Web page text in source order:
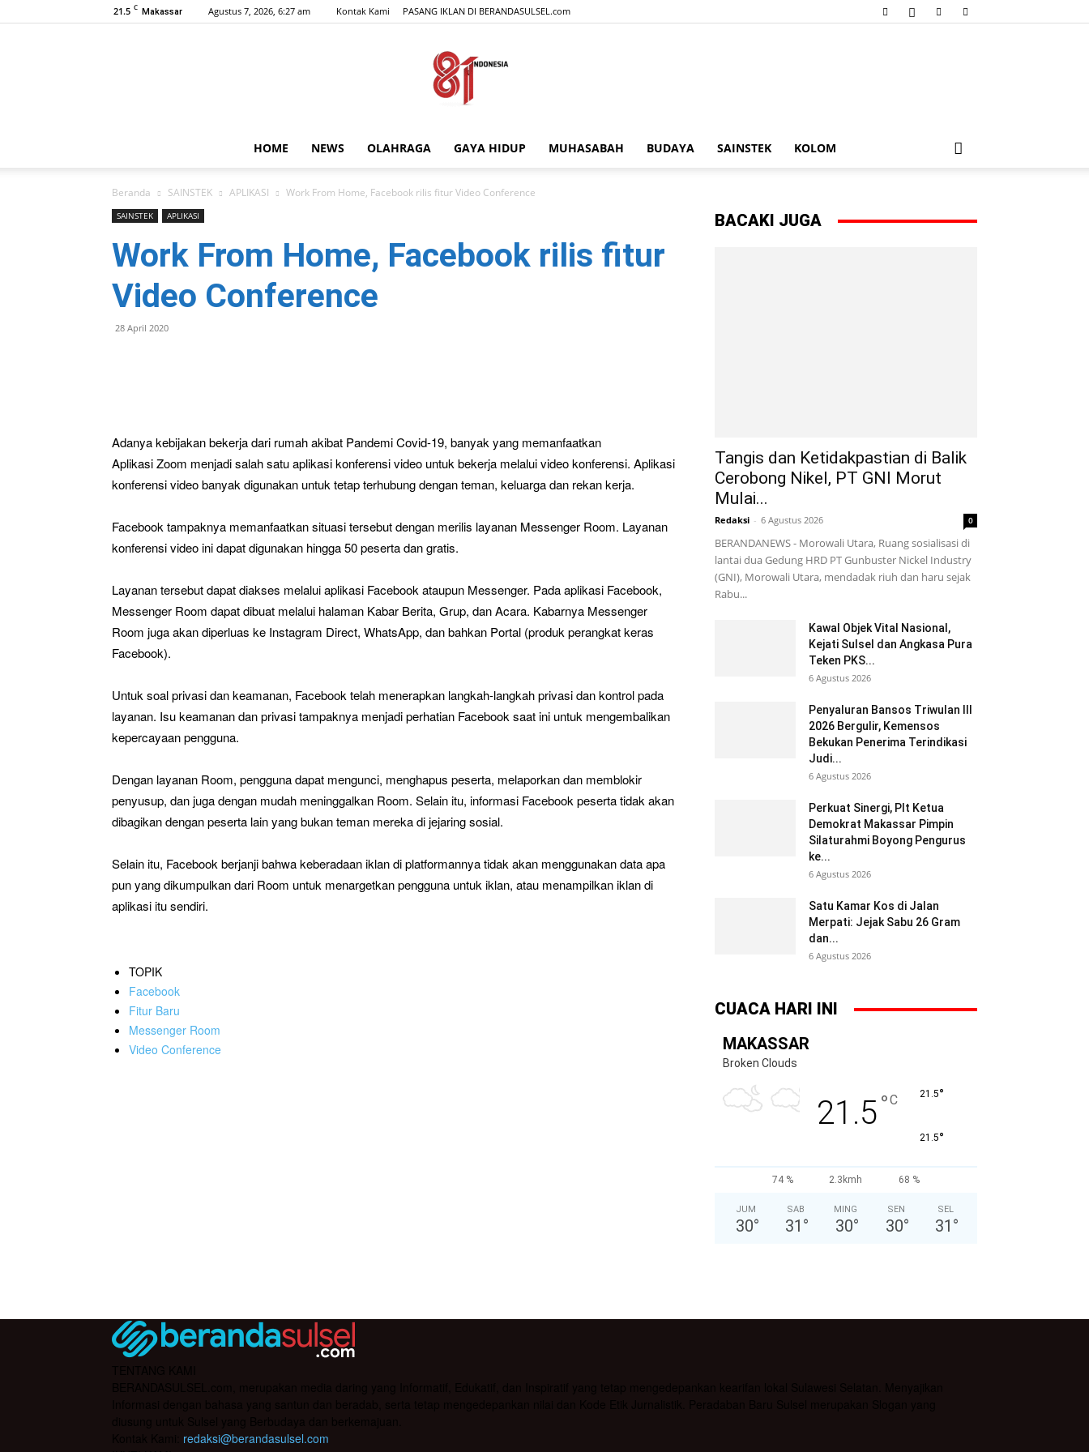
21.5 C Makassar Agustus 7, 2026, 6:27 am Kontak Kami PASANG IKLAN DI BERANDASULSEL.com
HOME NEWS OLAHRAGA GAYA HIDUP MUHASABAH BUDAYA SAINSTEK KOLOM
Beranda SAINSTEK APLIKASI Work From Home, Facebook rilis fitur Video Conference
SAINSTEK APLIKASI
Work From Home, Facebook rilis fitur
Video Conference
28 April 2020
Adanya kebijakan bekerja dari rumah akibat Pandemi Covid-19, banyak yang memanfaatkan
Aplikasi Zoom menjadi salah satu aplikasi konferensi video untuk bekerja melalui video konferensi. Aplikasi
konferensi video banyak digunakan untuk tetap terhubung dengan teman, keluarga dan rekan kerja.
Facebook tampaknya memanfaatkan situasi tersebut dengan merilis layanan Messenger Room. Layanan
konferensi video ini dapat digunakan hingga 50 peserta dan gratis.
Layanan tersebut dapat diakses melalui aplikasi Facebook ataupun Messenger. Pada aplikasi Facebook,
Messenger Room dapat dibuat melalui halaman Kabar Berita, Grup, dan Acara. Kabarnya Messenger
Room juga akan diperluas ke Instagram Direct, WhatsApp, dan bahkan Portal (produk perangkat keras
Facebook).
Untuk soal privasi dan keamanan, Facebook telah menerapkan langkah-langkah privasi dan kontrol pada
layanan. Isu keamanan dan privasi tampaknya menjadi perhatian Facebook saat ini untuk mengembalikan
kepercayaan pengguna.
Dengan layanan Room, pengguna dapat mengunci, menghapus peserta, melaporkan dan memblokir
penyusup, dan juga dengan mudah meninggalkan Room. Selain itu, informasi Facebook peserta tidak akan
dibagikan dengan peserta lain yang bukan teman mereka di jejaring sosial.
Selain itu, Facebook berjanji bahwa keberadaan iklan di platformannya tidak akan menggunakan data apa
pun yang dikumpulkan dari Room untuk menargetkan pengguna untuk iklan, atau menampilkan iklan di
aplikasi itu sendiri.
TOPIK
Facebook
Fitur Baru
Messenger Room
Video Conference
BACAKI JUGA
Tangis dan Ketidakpastian di Balik
Cerobong Nikel, PT GNI Morut
Mulai...
Redaksi - 6 Agustus 2026 0
BERANDANEWS - Morowali Utara, Ruang sosialisasi di
lantai dua Gedung HRD PT Gunbuster Nickel Industry
(GNI), Morowali Utara, mendadak riuh dan haru sejak
Rabu...
Kawal Objek Vital Nasional,
Kejati Sulsel dan Angkasa Pura
Teken PKS...
6 Agustus 2026
Penyaluran Bansos Triwulan III
2026 Bergulir, Kemensos
Bekukan Penerima Terindikasi
Judi...
6 Agustus 2026
Perkuat Sinergi, Plt Ketua
Demokrat Makassar Pimpin
Silaturahmi Boyong Pengurus
ke...
6 Agustus 2026
Satu Kamar Kos di Jalan
Merpati: Jejak Sabu 26 Gram
dan...
6 Agustus 2026
CUACA HARI INI
MAKASSAR
Broken Clouds
21.5°C 21.5°
21.5°
74 % 2.3kmh 68 %
JUM
30°
SAB
31 °
MING
30°
SEN
30°
SEL
31 °
redaksi@berandasulsel.com